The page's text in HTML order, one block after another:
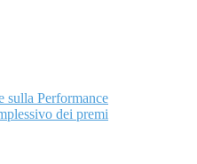
sulla Performance
dei premi